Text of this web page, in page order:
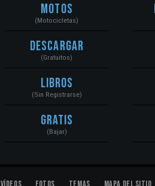
Motos
(Motocicletas)
Descargar
(Gratuitos)
Libros
(Sin Registrarse)
Gratis
(Bajar)
Vídeos Fotos Temas Mapa del Sitio